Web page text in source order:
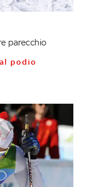
parecchio
podio